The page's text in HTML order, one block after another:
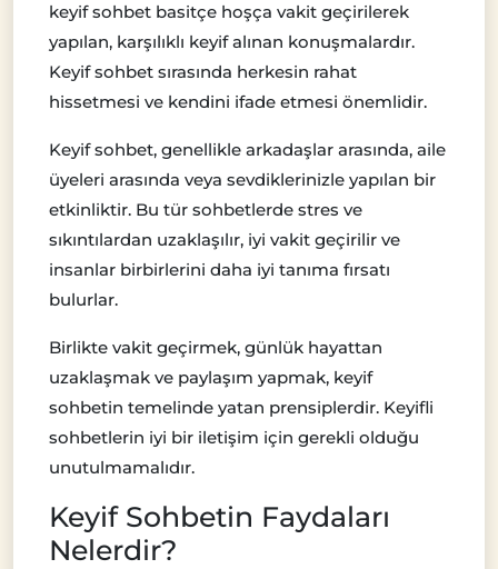
keyif sohbet basitçe hoşça vakit geçirilerek
yapılan, karşılıklı keyif alınan konuşmalardır.
Keyif sohbet sırasında herkesin rahat
hissetmesi ve kendini ifade etmesi önemlidir.
Keyif sohbet, genellikle arkadaşlar arasında, aile
üyeleri arasında veya sevdiklerinizle yapılan bir
etkinliktir. Bu tür sohbetlerde stres ve
sıkıntılardan uzaklaşılır, iyi vakit geçirilir ve
insanlar birbirlerini daha iyi tanıma fırsatı
bulurlar.
Birlikte vakit geçirmek, günlük hayattan
uzaklaşmak ve paylaşım yapmak, keyif
sohbetin temelinde yatan prensiplerdir. Keyifli
sohbetlerin iyi bir iletişim için gerekli olduğu
unutulmamalıdır.
Keyif Sohbetin Faydaları
Nelerdir?